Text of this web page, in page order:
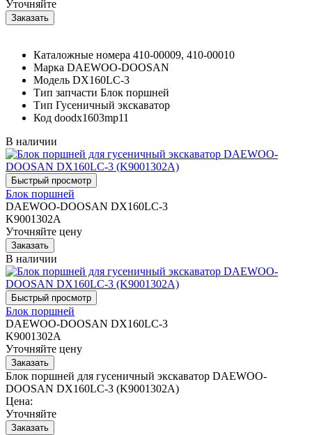
Уточняйте
Каталожные номера 410-00009, 410-00010
Марка DAEWOO-DOOSAN
Модель DX160LC-3
Тип запчасти Блок поршней
Тип Гусеничный экскаватор
Код doodx1603mp11
В наличии
Блок поршней
DAEWOO-DOOSAN DX160LC-3
K9001302A
Уточняйте цену
В наличии
Блок поршней
DAEWOO-DOOSAN DX160LC-3
K9001302A
Уточняйте цену
Блок поршней для гусеничный экскаватор DAEWOO-
DOOSAN DX160LC-3 (K9001302A)
Цена:
Уточняйте